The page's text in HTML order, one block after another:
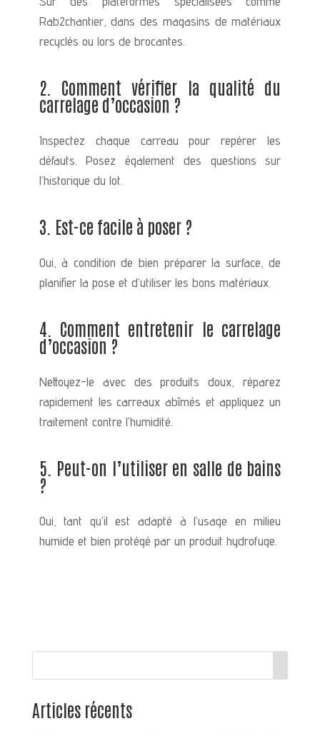
Rab2chantier, dans des magasins de matériaux
recyclés ou lors de brocantes.
2. Comment vérifier la qualité du
carrelage d’occasion ?
Inspectez chaque carreau pour repérer les
défauts. Posez également des questions sur
l’historique du lot.
3. Est-ce facile à poser ?
Oui, à condition de bien préparer la surface, de
planifier la pose et d’utiliser les bons matériaux.
4. Comment entretenir le carrelage
d’occasion ?
Nettoyez-le avec des produits doux, réparez
rapidement les carreaux abîmés et appliquez un
traitement contre l’humidité.
5. Peut-on l’utiliser en salle de bains
?
Oui, tant qu’il est adapté à l’usage en milieu
humide et bien protégé par un produit hydrofuge.
Articles récents